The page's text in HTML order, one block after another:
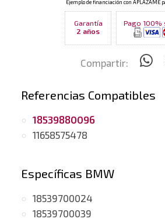
Garantía
2 años
Pago 100%
Compartir:
Referencias Compatibles
18539880096
11658575478
Específicas BMW
18539700024
18539700039